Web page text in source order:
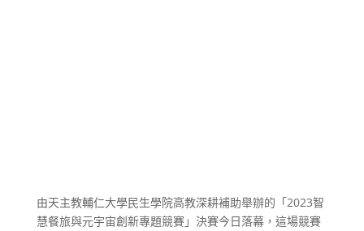
由天主教輔仁大學民生學院高教深耕補助舉辦的「2023智
慧餐旅與元宇宙創新專題競賽」決賽今日落幕，這場競賽